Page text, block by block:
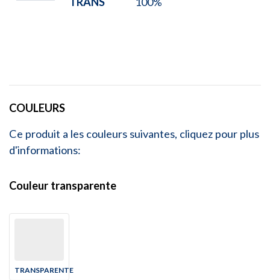
COULEURS
Ce produit a les couleurs suivantes, cliquez pour plus
d'informations:
Couleur transparente
TRANSPARENTE